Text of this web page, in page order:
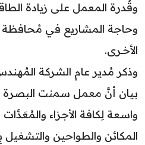
وقُدرة المعمل على زيادة
وحاجة المشاريع في مُحافظة
الأخـرى.
وذكر مُدير عام الشركة
بيان أنَّ معمل سمنت البصرة
واسعة لِكافة الأجزاء
المكائن والطواحين